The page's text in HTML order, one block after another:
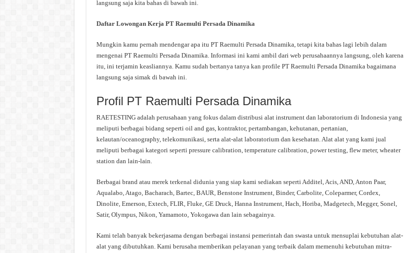
langsung saja kita bahas di bawah ini.
Daftar Lowongan Kerja PT Raemulti Persada Dinamika
Mungkin kamu pernah mendengar apa itu PT Raemulti Persada Dinamika, tetapi kita bahas lagi lebih dalam
mengenai PT Raemulti Persada Dinamika. Informasi ini kami ambil dari web perusahaannya langsung, oleh karena
itu, ini terjamin keasliannya. Kamu sudah bertanya tanya kan profile PT Raemulti Persada Dinamika bagaimana
langsung saja simak di bawah ini.
Profil PT Raemulti Persada Dinamika
RAETESTING adalah perusahaan yang fokus dalam distribusi alat instrument dan laboratorium di Indonesia yang
meliputi berbagai bidang seperti oil and gas, kontraktor, pertambangan, kehutanan, pertanian,
kelautan/oceanography, telekomunikasi, serta alat-alat laboratorium dan kesehatan. Alat alat yang kami jual
meliputi berbagai kategori seperti pressure calibration, temperature calibration, power testing, flew meter, wheater
station dan lain-lain.
Berbagai brand atau merek terkenal didunia yang siap kami sediakan seperti Additel, Acis, AND, Anton Paar,
Aqualabo, Atago, Bacharach, Bartec, BAUR, Benstone Instrument, Binder, Carbolite, Coleparmer, Cordex,
Dinolite, Emerson, Extech, FLIR, Fluke, GE Druck, Hanna Instrument, Hach, Horiba, Madgetech, Megger, Sonel,
Satir, Olympus, Nikon, Yamamoto, Yokogawa dan lain sebagainya.
Kami telah banyak bekerjasama dengan berbagai instansi pemerintah dan swasta untuk mensuplai kebutuhan alat-
alat yang dibutuhkan. Kami berusaha memberikan pelayanan yang terbaik dalam memenuhi kebutuhan mitra-